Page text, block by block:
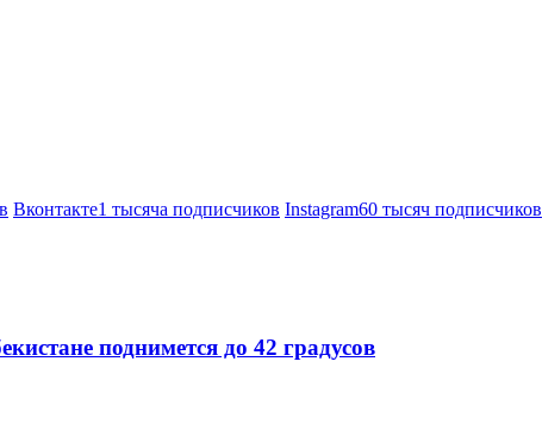
Вконтакте1 тысяча подписчиков Instagram60 тысяч подписчиков
поднимется до 42 градусов